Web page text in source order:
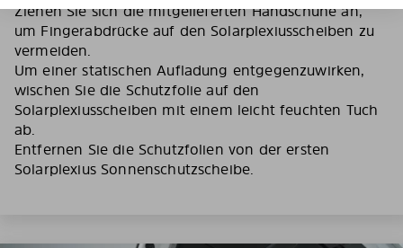
Ziehen Sie sich die mitgelieferten Handschuhe an,
um Fingerabdrücke auf den Solarplexiusscheiben zu
vermeiden.
Um einer statischen Aufladung entgegenzuwirken,
wischen Sie die Schutzfolie auf den
Solarplexiusscheiben mit einem leicht feuchten Tuch
ab.
Entfernen Sie die Schutzfolien von der ersten
Solarplexius Sonnenschutzscheibe.